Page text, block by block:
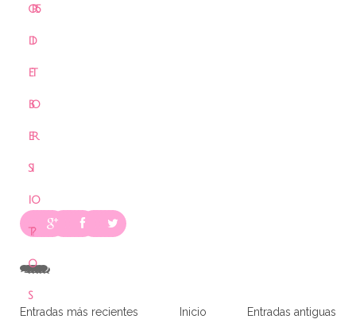
O
D
E
B
E
S
T
O
S
R
I
T
O
R
I
O
?
5
Entradas más recientes Entradas antiguas
Inicio